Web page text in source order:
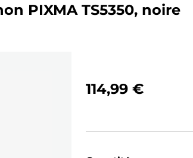
PIXMA TS5350, noire
114,99 €